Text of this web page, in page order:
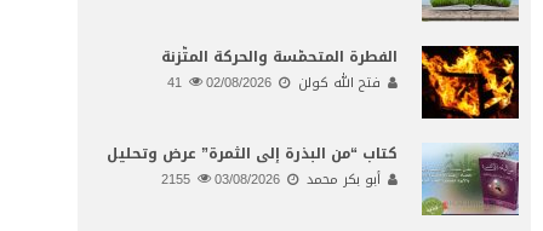
الفطرة المتحمّسة والحركة المتّزنة
فتح الله كولن 02/08/2026
كتاب “من البذرة إلى الثمرة” عرض وتحليل
أبو بكر محمد 03/08/2026